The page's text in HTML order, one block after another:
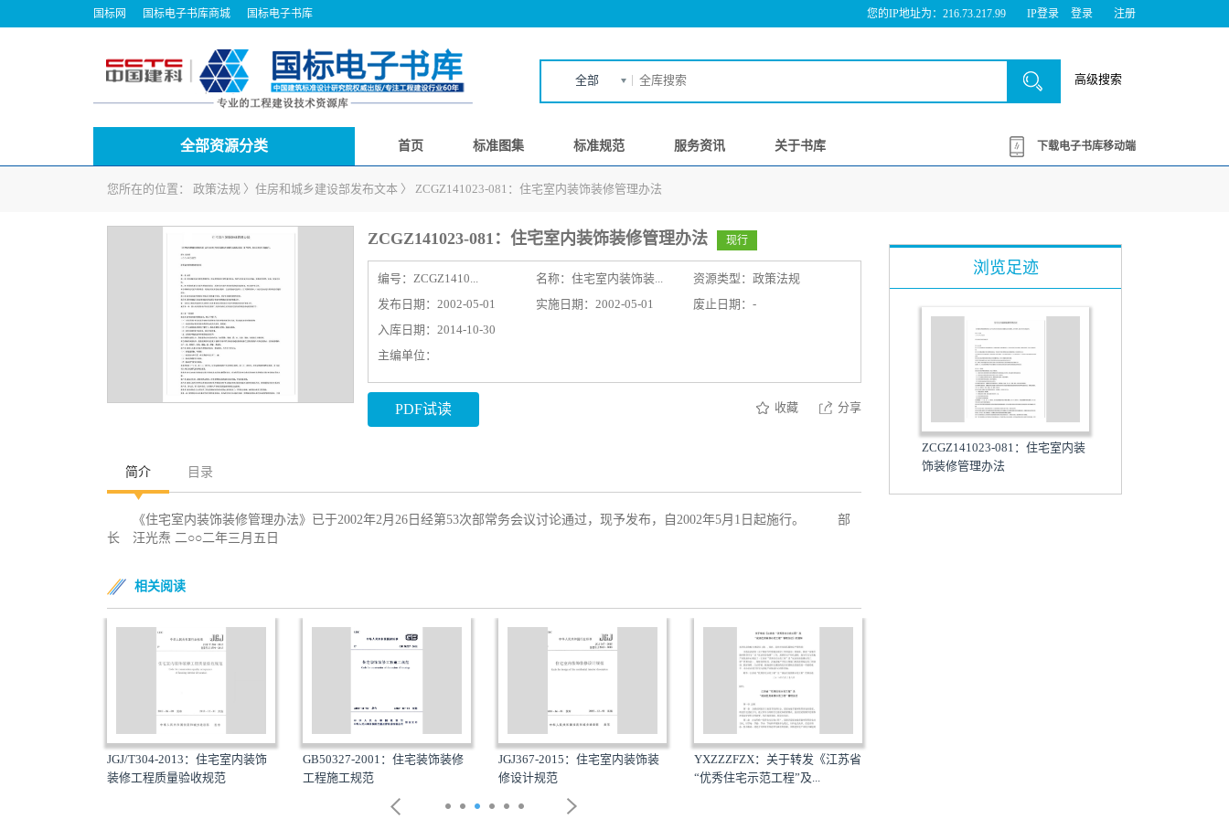
国标网 国标电子书库商城 国标电子书库 您的IP地址为：216.73.217.99 IP登录 登录 注册
全部 高级搜索
全部资源分类 首页 标准图集 标准规范 服务资讯 关于书库 下载电子书库移动端
您所在的位置： 政策法规 〉 住房和城乡建设部发布文本 〉 ZCGZ141023-081：住宅室内装饰装修管理办法
ZCGZ141023-081：住宅室内装饰装修管理办法 现行
编号： ZCGZ1410... 名称： 住宅室内装饰装...
资源类型：政策法规
发布日期：2002-05-01
实施日期：2002-05-01
废止日期：-
入库日期：2014-10-30
主编单位：
PDF试读 收藏 分享
简介 目录
《住宅室内装饰装修管理办法》已于2002年2月26日经第53次部常务会议讨论通过，现予发布，自2002年5月1日起施行。 部
长 汪光焘 二○○二年三月五日
相关阅读
JGJ/T304-2013：住宅室内装饰
装修工程质量验收规范
GB50327-2001：住宅装饰装修
工程施工规范
JGJ367-2015：住宅室内装饰装
修设计规范
YXZZZFZX：关于转发《江苏省
“优秀住宅示范工程”及...
浏览足迹
ZCGZ141023-081：住宅室内装
饰装修管理办法